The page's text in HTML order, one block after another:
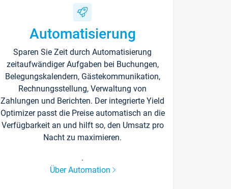
Automatisierung
Sparen Sie Zeit durch Automatisierung
zeitaufwändiger Aufgaben bei Buchungen,
Belegungskalendern, Gästekommunikation,
Rechnungsstellung, Verwaltung von
Zahlungen und Berichten. Der integrierte Yield
Optimizer passt die Preise automatisch an die
Verfügbarkeit an und hilft so, den Umsatz pro
Nacht zu maximieren.
.
Über Automation